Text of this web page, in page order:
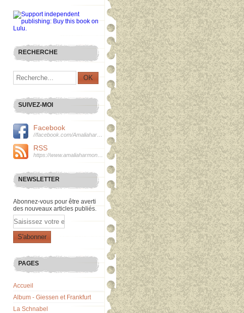
RECHERCHE
SUIVEZ-MOI
Facebook
RSS
NEWSLETTER
Abonnez-vous pour être averti
des nouveaux articles publiés.
Email
PAGES
Accueil
Album - Giessen et Frankfurt
La Schnabel